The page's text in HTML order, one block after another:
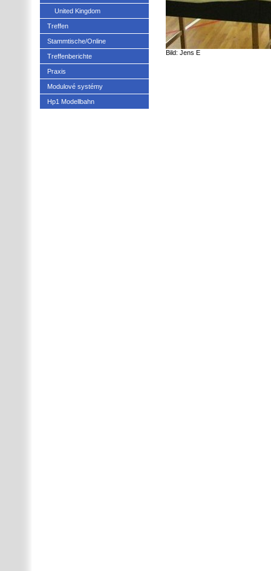
Bild: Jens E
United Kingdom
Treffen
Stammtische/Online
Treffenberichte
Praxis
Modulové systémy
Hp1 Modellbahn